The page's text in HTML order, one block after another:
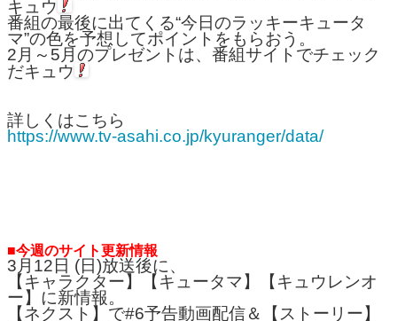
キュウ
番組の最後に出てくる“今日のラッキーキュータ
マ”の色を予想してポイントをもらおう。
2月～5月のプレゼントは、番組サイトでチェック
だキュウ
詳しくはこちら
https://www.tv-asahi.co.jp/kyuranger/data/
■今週のサイト更新情報
3月12日 (日)放送後に、
【キャラクター】【キュータマ】【キュウレンオ
ー】に新情報。
【ネクスト】で#6予告動画配信＆【ストーリー】